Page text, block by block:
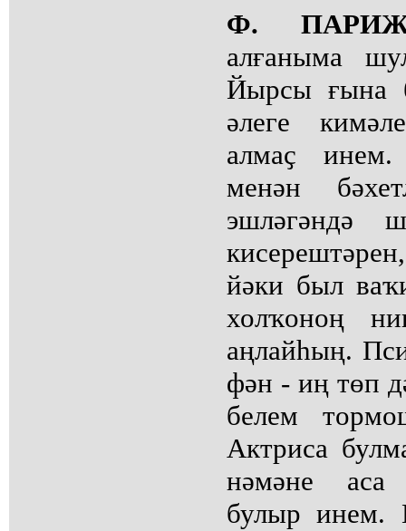
Ф.
алғаныма
Йырсы ғына
әлеге
алмаҫ
менән
эшләгәндә
йәки был
холҡоноң
аңлайһың.
фән - иң төп
белем
Актриса
нәмәне аса
булыр инем.